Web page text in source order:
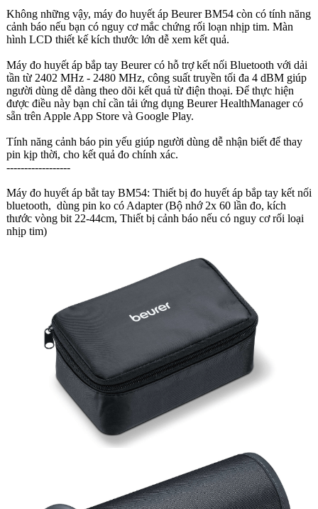
Không những vậy, máy đo huyết áp Beurer BM54 còn có tính năng
cảnh báo nếu bạn có nguy cơ mắc chứng rối loạn nhịp tim. Màn
hình LCD thiết kế kích thước lớn dễ xem kết quả.
Máy đo huyết áp bắp tay Beurer có hỗ trợ kết nối Bluetooth với dải
tần từ 2402 MHz - 2480 MHz, công suất truyền tối đa 4 dBM giúp
người dùng dễ dàng theo dõi kết quả từ điện thoại. Để thực hiện
được điều này bạn chỉ cần tải ứng dụng Beurer HealthManager có
sẵn trên Apple App Store và Google Play.
Tính năng cảnh báo pin yếu giúp người dùng dễ nhận biết để thay
pin kịp thời, cho kết quả đo chính xác.
------------------
Máy đo huyết áp bắt tay BM54: Thiết bị đo huyết áp bắp tay kết nối
bluetooth, dùng pin ko có Adapter (Bộ nhớ 2x 60 lần đo, kích
thước vòng bit 22-44cm, Thiết bị cảnh báo nếu có nguy cơ rối loại
nhịp tim)